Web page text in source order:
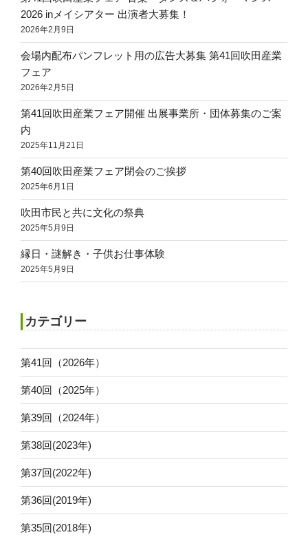
2026 inメイシアター 出演者大募集！
2026年2月9日
会場内配布パンフレット用の広告大募集 第41回吹田産業
フェア
2026年2月5日
第41回吹田産業フェア開催 出展事業所・団体募集のご案
内
2025年11月21日
第40回吹田産業フェア閉会のご挨拶
2025年6月1日
吹田市民と共に文化の祭典
2025年5月9日
縁日・謎解き・子供お仕事体験
2025年5月9日
カテゴリー
第41回（2026年）
第40回（2025年）
第39回（2024年）
第38回(2023年)
第37回(2022年)
第36回(2019年)
第35回(2018年)